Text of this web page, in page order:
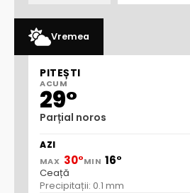
Vremea
PITEȘTI
ACUM
29°
Parțial noros
AZI
MAX 30°MIN 16°
Ceață
Precipitații: 0.1 mm